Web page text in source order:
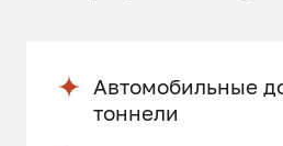
Автомобильные
тоннели